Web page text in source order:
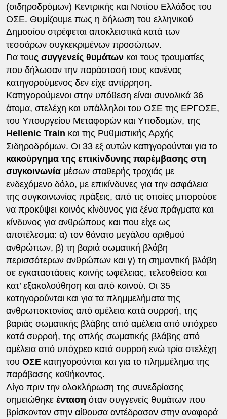
(σιδηροδρόμων) Κεντρικής και Νοτίου Ελλάδος του
ΟΣΕ. Θυμίζουμε πως η δήλωση του ελληνικού
Δημοσίου στρέφεται αποκλειστικά κατά των
τεσσάρων συγκεκριμένων προσώπων.
Για τους συγγενείς θυμάτωνκαι τους τραυματίες
που δήλωσαν την παράστασή τους κανένας
κατηγορούμενος δεν είχε αντίρρηση.
Κατηγορούμενοι στην υπόθεση είναι συνολικά 36
άτομα, στελέχη και υπάλληλοι του ΟΣΕ της ΕΡΓΟΣΕ,
του Υπουργείου Μεταφορών και Υποδομών, της
Hellenic Train και της Ρυθμιστικής Αρχής
Σιδηροδρόμων. Οι 33 εξ αυτών κατηγορούνται για το
κακούργημα της επικίνδυνης παρέμβασης στη
συγκοινωνία μέσων σταθερής τροχιάς με
ενδεχόμενο δόλο, με επικίνδυνες για την ασφάλεια
της συγκοινωνίας πράξεις, από τις οποίες μπορούσε
να προκύψει κοινός κίνδυνος για ξένα πράγματα και
κίνδυνος για ανθρώπους και που είχε ως
αποτέλεσμα: α) τον θάνατο μεγάλου αριθμού
ανθρώπων, β) τη βαριά σωματική βλάβη
περισσότερων ανθρώπων και γ) τη σημαντική βλάβη
σε εγκαταστάσεις κοινής ωφέλειας, τελεσθείσα και
κατ’ εξακολούθηση και από κοινού. Οι 35
κατηγορούνται και για τα πλημμελήματα της
ανθρωποκτονίας από αμέλεια κατά συρροή, της
βαριάς σωματικής βλάβης από αμέλεια από υπόχρεο
κατά συρροή, της απλής σωματικής βλάβης από
αμέλεια από υπόχρεο κατά συρροή ενώ τρία στελέχη
του ΟΣΕ κατηγορούνται και για το πλημμέλημα της
παράβασης καθήκοντος.
Λίγο πριν την ολοκλήρωση της συνεδρίασης
σημειώθηκε ένταση όταν συγγενείς θυμάτων που
βρίσκονταν στην αίθουσα αντέδρασαν στην αναφορά